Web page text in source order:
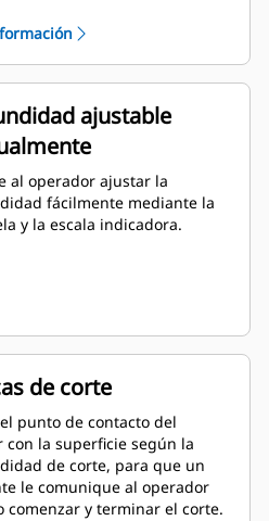
visible desde la cabina.
en todos los modelos.
ajustable
al operador ajustar la
fácilmente mediante la
y la escala indicadora.
de corte
punto de contacto del
con la superficie según la
de corte, para que un
le comunique al operador
comenzar y terminar el corte.